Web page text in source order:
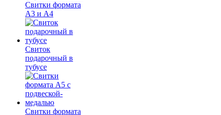
Свитки формата
А3 и А4
Свиток
подарочный в
тубусе
Свитки формата